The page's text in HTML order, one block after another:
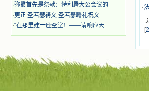
他们感到能为主受一点苦是多么喜乐
的事。他们受苦时仍在唱着感谢的
歌，因他们无法不称颂主，因主使他
有力的言行激励我向前。 我一面
读，一面想过着他们这样圣善的生
活，也立志不在这虚幻的尘世中寻求
·弥撒首先是祭献：特利腾大公会议的
·更正:圣若瑟祷文 圣若瑟瞻礼祝文
·“在那里建一座圣堂！——请响应天
·
[